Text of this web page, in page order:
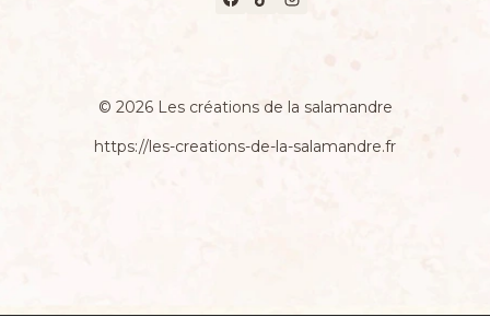
© 2026 Les créations de la salamandre
https://les-creations-de-la-salamandre.fr